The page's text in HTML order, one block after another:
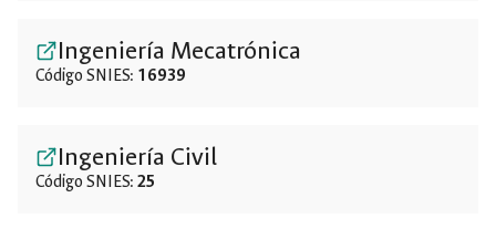
Ingeniería Mecatrónica
Código SNIES: 16939
Ingeniería Civil
Código SNIES: 25